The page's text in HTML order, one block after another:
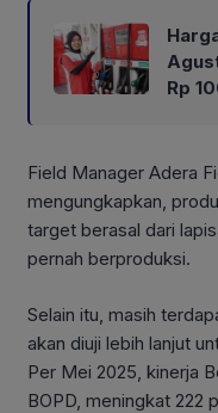
Rp
Field Manager Adera
mengungkapkan,
target berasal dari
pernah berproduksi.
Selain itu, masih
akan diuji lebih lanjut
Per Mei 2025, kinerja
BOPD, meningkat 222